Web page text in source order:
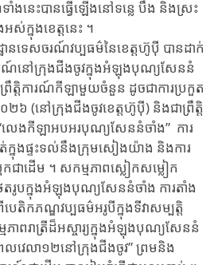
ង​នេះ​បាន​ធ្វើ​ឡើង​នៅ​ទន្លេ បឹង និងស្រះ
ក្នុ​ងខេត្ត​នេះ ។
េសចរណ៍វប្បធម៌នៃ​ខេត្តហ៊ូប៉ី បាន​ដាក់​
រណ៍នៅ​ក្រុងជីងចូវក្នុង​អំឡុង​បុណ្យសែននំ
តិ្តការណ៍កីឡាមួយ​ចំនួន​ ដូច​ជា​ការ​ប្រកួត​
៦ (នៅ​ក្រុងជីងចូវ​ខេត្តហ៊ូប៉ី) និង​ជា​ព្រឹតិ្ត
លេង​កីឡា​អបអរ​បុណ្យសែន​នំចាំង” ការ
នុងផ្ទះទល់នឹងក្រុម​សៀងយ៉ាង និង​ការ​
ជា​ដើម​ ។ សកម្មភាពស្លៀកសម្លៀក
ប​ក្នុង​អំឡុង​បុណ្យសែននំចាំង ការតាំង
តិកភណ្ឌវប្បធម៌អរូបីក្នុង​ទីវាសម្បតិ្ត
ាពរាត្រីដ៏អស្ចារ្យក្នុង​អំឡុង​បុណ្យសែននំ
ល​វេលា​១២នៅក្រុង​ជីងចូវ” ព្រមនិង​